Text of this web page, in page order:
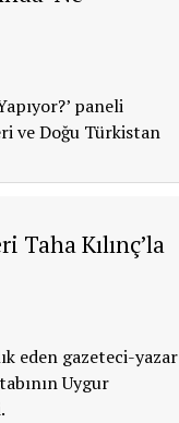
paneli
ve Doğu Türkistan
Kılınç’la
eden gazeteci-yazar
Uygur